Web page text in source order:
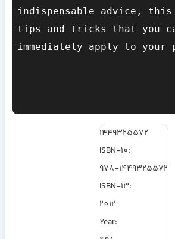
indispensable advice, this
tips and tricks that you
immediately apply to your
1449325572
ISBN-10:
978-1449325572
ISBN-13:
2012
Year: